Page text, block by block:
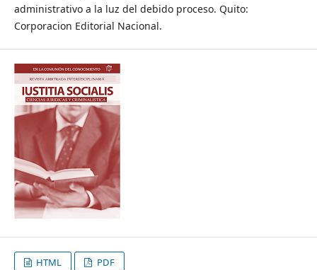
administrativo a la luz del debido proceso. Quito:
Corporacion Editorial Nacional.
HTML PDF